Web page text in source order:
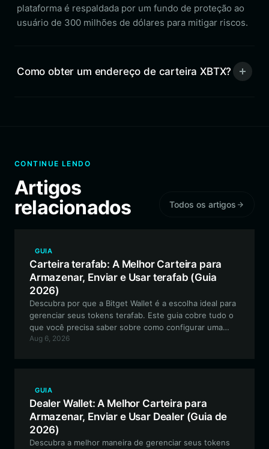
plataforma é respaldada por um fundo de proteção ao
usuário de 300 milhões de dólares para mitigar riscos.
Como obter um endereço de carteira XBTX?
CONTINUE LENDO
Artigos
relacionados
Todos os artigos
GUIA
Carteira terafab: A Melhor Carteira para
Armazenar, Enviar e Usar terafab (Guia
2026)
Descubra por que a Bitget Wallet é a escolha ideal para
gerenciar seus tokens terafab. Este guia cobre tudo o
que você precisa saber sobre como configurar uma
carteira segura e compatível com EVM para navegar no
Aug 6, 2026
GUIA
Dealer Wallet: A Melhor Carteira para
Armazenar, Enviar e Usar Dealer (Guia de
2026)
Descubra a melhor maneira de gerenciar seus tokens